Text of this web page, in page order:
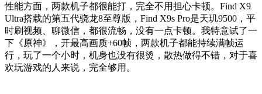
性能方面，两款机子都很能打，完全不用担心卡顿。Find X9
Ultra搭载的第五代骁龙8至尊版，Find X9s Pro是天玑9500，平
时刷视频、聊微信，都很流畅，没有一点卡顿。我特意试了一
下《原神》，开最高画质+60帧，两款机子都能持续满帧运
行，玩了一个小时，机身也没有很烫，散热做得不错，对于喜
欢玩游戏的人来说，完全够用。